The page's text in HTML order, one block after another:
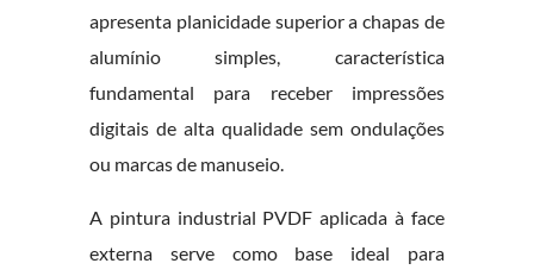
apresenta planicidade superior a chapas de
alumínio simples, característica
fundamental para receber impressões
digitais de alta qualidade sem ondulações
ou marcas de manuseio.
A pintura industrial PVDF aplicada à face
externa serve como base ideal para